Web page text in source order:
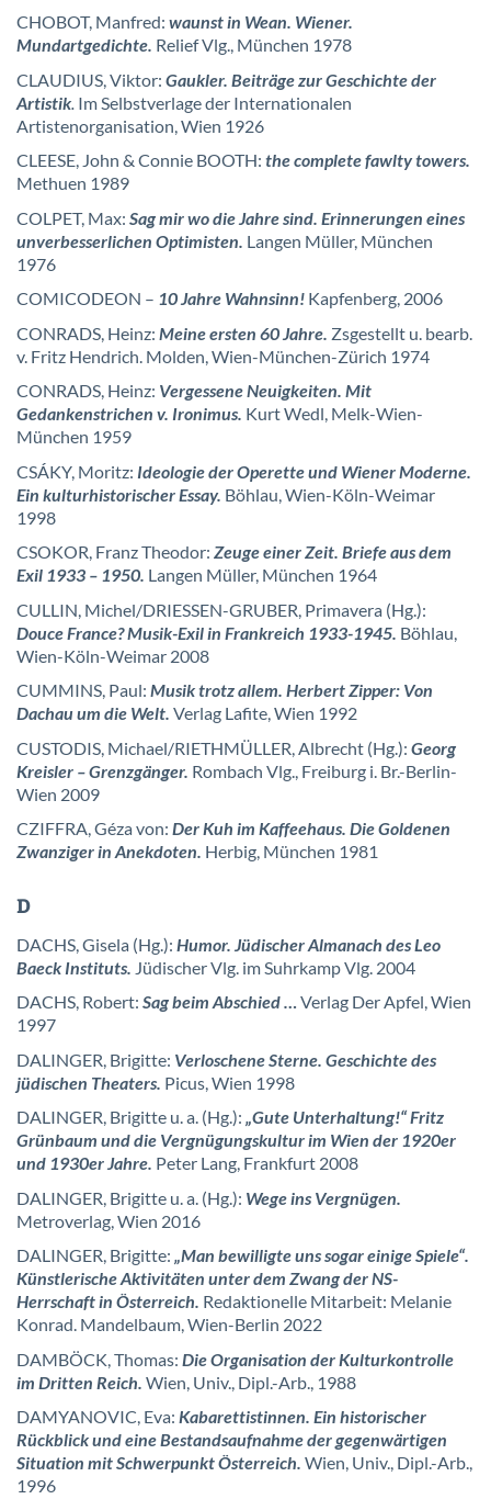
CHOBOT, Manfred: waunst in Wean. Wiener.
Mundartgedichte. Relief Vlg., München 1978
CLAUDIUS, Viktor: Gaukler. Beiträge zur Geschichte der
Artistik. Im Selbstverlage der Internationalen
Artistenorganisation, Wien 1926
CLEESE, John & Connie BOOTH: the complete fawlty towers.
Methuen 1989
COLPET, Max: Sag mir wo die Jahre sind. Erinnerungen eines
unverbesserlichen Optimisten. Langen Müller, München
1976
COMICODEON – 10 Jahre Wahnsinn! Kapfenberg, 2006
CONRADS, Heinz: Meine ersten 60 Jahre. Zsgestellt u. bearb.
v. Fritz Hendrich. Molden, Wien-München-Zürich 1974
CONRADS, Heinz: Vergessene Neuigkeiten. Mit
Gedankenstrichen v. Ironimus. Kurt Wedl, Melk-Wien-
München 1959
CSÁKY, Moritz: Ideologie der Operette und Wiener Moderne.
Ein kulturhistorischer Essay. Böhlau, Wien-Köln-Weimar
1998
CSOKOR, Franz Theodor: Zeuge einer Zeit. Briefe aus dem
Exil 1933 – 1950. Langen Müller, München 1964
CULLIN, Michel/DRIESSEN-GRUBER, Primavera (Hg.):
Douce France? Musik-Exil in Frankreich 1933-1945. Böhlau,
Wien-Köln-Weimar 2008
CUMMINS, Paul: Musik trotz allem. Herbert Zipper: Von
Dachau um die Welt. Verlag Lafite, Wien 1992
CUSTODIS, Michael/RIETHMÜLLER, Albrecht (Hg.): Georg
Kreisler – Grenzgänger. Rombach Vlg., Freiburg i. Br.-Berlin-
Wien 2009
CZIFFRA, Géza von: Der Kuh im Kaffeehaus. Die Goldenen
Zwanziger in Anekdoten. Herbig, München 1981
D
DACHS, Gisela (Hg.): Humor. Jüdischer Almanach des Leo
Baeck Instituts. Jüdischer Vlg. im Suhrkamp Vlg. 2004
DACHS, Robert: Sag beim Abschied … Verlag Der Apfel, Wien
1997
DALINGER, Brigitte: Verloschene Sterne. Geschichte des
jüdischen Theaters. Picus, Wien 1998
DALINGER, Brigitte u. a. (Hg.): „Gute Unterhaltung!“ Fritz
Grünbaum und die Vergnügungskultur im Wien der 1920er
und 1930er Jahre. Peter Lang, Frankfurt 2008
DALINGER, Brigitte u. a. (Hg.): Wege ins Vergnügen.
Metroverlag, Wien 2016
DALINGER, Brigitte: „Man bewilligte uns sogar einige Spiele“.
Künstlerische Aktivitäten unter dem Zwang der NS-
Herrschaft in Österreich. Redaktionelle Mitarbeit: Melanie
Konrad. Mandelbaum, Wien-Berlin 2022
DAMBÖCK, Thomas: Die Organisation der Kulturkontrolle
im Dritten Reich. Wien, Univ., Dipl.-Arb., 1988
DAMYANOVIC, Eva: Kabarettistinnen. Ein historischer
Rückblick und eine Bestandsaufnahme der gegenwärtigen
Situation mit Schwerpunkt Österreich. Wien, Univ., Dipl.-Arb.,
1996